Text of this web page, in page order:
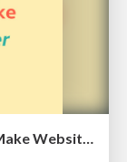
Let's Do A Bunch of Simple Stuff to Make Websites Faster